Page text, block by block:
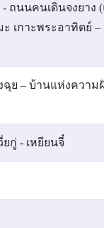
นนคนเดินจงยาง (
เกาะพระอาทิตย์ –
ย – บ้านแห่งความฝั
กู่ - เหยียนจี๋